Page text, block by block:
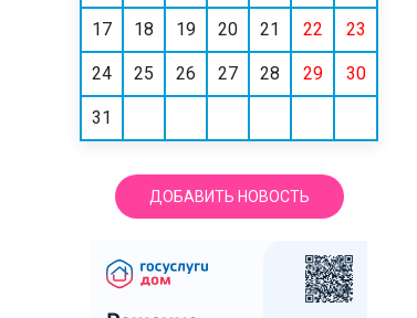
17 18 19 20 21 22 23
24 25 26 27 28 29 30
31
ДОБАВИТЬ НОВОСТЬ